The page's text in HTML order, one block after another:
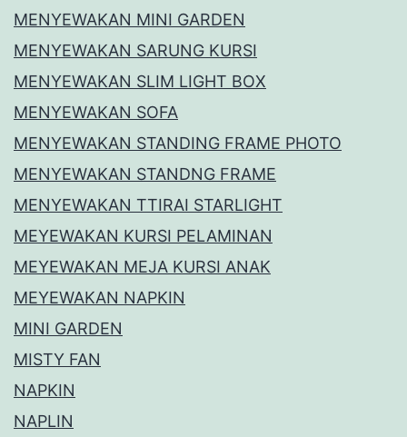
MENYEWAKAN MINI GARDEN
MENYEWAKAN SARUNG KURSI
MENYEWAKAN SLIM LIGHT BOX
MENYEWAKAN SOFA
MENYEWAKAN STANDING FRAME PHOTO
MENYEWAKAN STANDNG FRAME
MENYEWAKAN TTIRAI STARLIGHT
MEYEWAKAN KURSI PELAMINAN
MEYEWAKAN MEJA KURSI ANAK
MEYEWAKAN NAPKIN
MINI GARDEN
MISTY FAN
NAPKIN
NAPLIN